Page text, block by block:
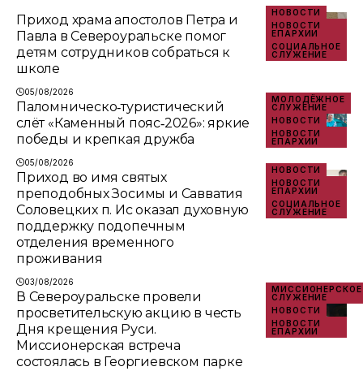
НОВОСТИ
НОВОСТИ
ЕПАРХИИ
СОЦИАЛЬНОЕ
СЛУЖЕНИЕ
Приход храма апостолов Петра и
Павла в Североуральске помог
детям сотрудников собраться к
школе
05/08/2026
МОЛОДЁЖНОЕ
СЛУЖЕНИЕ
НОВОСТИ
НОВОСТИ
ЕПАРХИИ
Паломническо‑туристический
слёт «Каменный пояс‑2026»: яркие
победы и крепкая дружба
05/08/2026
НОВОСТИ
НОВОСТИ
ЕПАРХИИ
СОЦИАЛЬНОЕ
СЛУЖЕНИЕ
Приход во имя святых
преподобных Зосимы и Савватия
Соловецких п. Ис оказал духовную
поддержку подопечным
отделения временного
проживания
03/08/2026
МИССИОНЕРСКОЕ
СЛУЖЕНИЕ
НОВОСТИ
НОВОСТИ
ЕПАРХИИ
В Североуральске провели
просветительскую акцию в честь
Дня крещения Руси.
Миссионерская встреча
состоялась в Георгиевском парке